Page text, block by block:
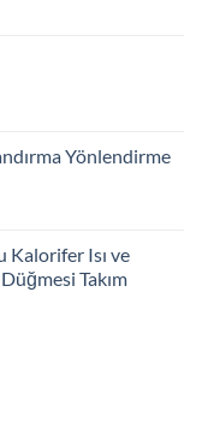
Yönlendirme
Kalorifer Isı ve
Takım